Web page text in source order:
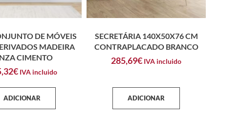
DE MÓVEIS
MADEIRA
CIMENTO
€ IVA incluido
ADICIONAR
SECRETÁRIA 140X50X76 CM
CONTRAPLACADO BRANCO
285,69€ IVA incluido
ADICIONAR